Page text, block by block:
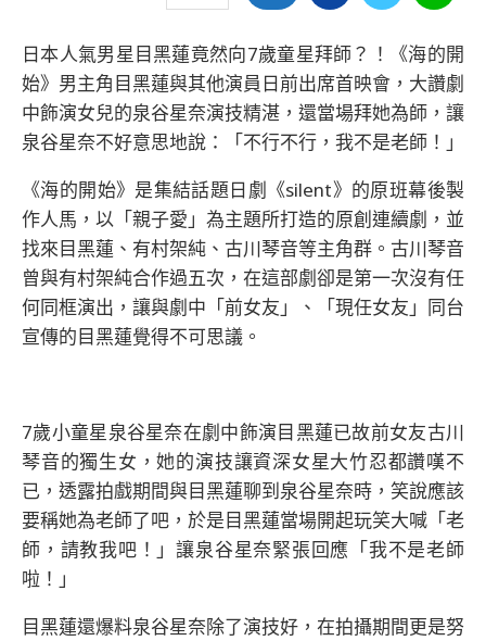
日本人氣男星目黑蓮竟然向7歲童星拜師？！《海的開
始》男主角目黑蓮與其他演員日前出席首映會，大讚劇
中飾演女兒的泉谷星奈演技精湛，還當場拜她為師，讓
泉谷星奈不好意思地說：「不行不行，我不是老師！」
《海的開始》是集結話題日劇《silent》的原班幕後製
作人馬，以「親子愛」為主題所打造的原創連續劇，並
找來目黑蓮、有村架純、古川琴音等主角群。古川琴音
曾與有村架純合作過五次，在這部劇卻是第一次沒有任
何同框演出，讓與劇中「前女友」、「現任女友」同台
宣傳的目黑蓮覺得不可思議。
7歲小童星泉谷星奈在劇中飾演目黑蓮已故前女友古川
琴音的獨生女，她的演技讓資深女星大竹忍都讚嘆不
已，透露拍戲期間與目黑蓮聊到泉谷星奈時，笑說應該
要稱她為老師了吧，於是目黑蓮當場開起玩笑大喊「老
師，請教我吧！」讓泉谷星奈緊張回應「我不是老師
啦！」
目黑蓮還爆料泉谷星奈除了演技好，在拍攝期間更是努